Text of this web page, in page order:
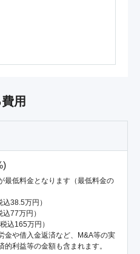
用
最低料金となります（最低料金の
38.5万円）
77万円）
込165万円）
金や借入金返済など、M&A等の実
利益等の金額も含まれます。